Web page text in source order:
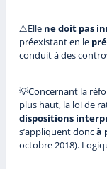
⚠️Elle ne doit pas
préexistant en le
conduit à des
💡Concernant la
plus haut, la loi de
dispositions
s’appliquent doncà
octobre 2018).